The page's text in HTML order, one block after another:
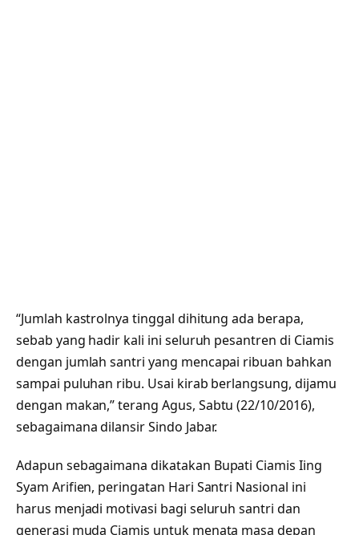
“Jumlah kastrolnya tinggal dihitung ada berapa,
sebab yang hadir kali ini seluruh pesantren di Ciamis
dengan jumlah santri yang mencapai ribuan bahkan
sampai puluhan ribu. Usai kirab berlangsung, dijamu
dengan makan,” terang Agus, Sabtu (22/10/2016),
sebagaimana dilansir Sindo Jabar.
Adapun sebagaimana dikatakan Bupati Ciamis Iing
Syam Arifien, peringatan Hari Santri Nasional ini
harus menjadi motivasi bagi seluruh santri dan
generasi muda Ciamis untuk menata masa depan